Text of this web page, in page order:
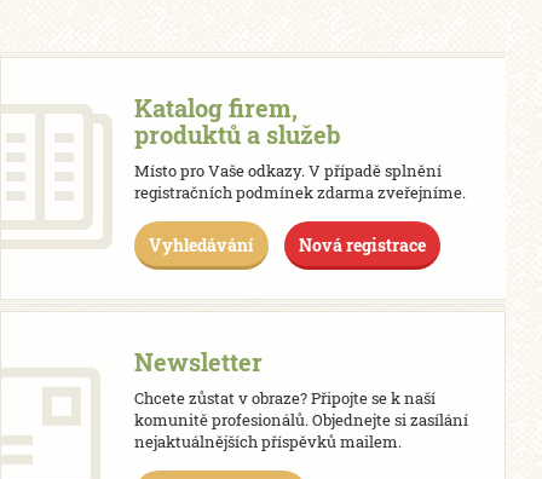
Katalog firem,
produktů a služeb
Místo pro Vaše odkazy. V případě splnění
registračních podmínek zdarma zveřejníme.
Vyhledávání Nová registrace
Newsletter
Chcete zůstat v obraze? Připojte se k naší
komunitě profesionálů. Objednejte si zasílání
nejaktuálnějších příspěvků mailem.